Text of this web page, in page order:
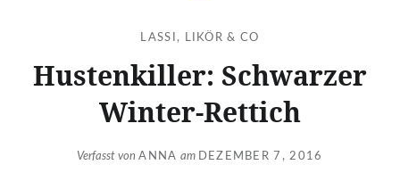
LASSI, LIKÖR & CO
Hustenkiller: Schwarzer
Winter-Rettich
Verfasst vonANNA am DEZEMBER 7, 2016